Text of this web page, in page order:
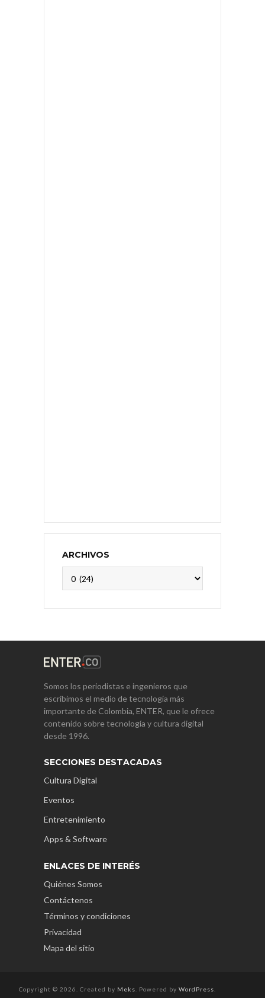
ARCHIVOS
Somos los periodistas e ingenieros que
escribimos el medio de tecnología más
importante de Colombia, ENTER, que le ofrece
contenido sobre tecnología y cultura digital
desde 1996.
SECCIONES DESTACADAS
Cultura Digital
Eventos
Entretenimiento
Apps & Software
ENLACES DE INTERÉS
Quiénes Somos
Contáctenos
Términos y condiciones
Privacidad
Mapa del sitio
Copyright © 2026. Created by Meks. Powered by WordPress.